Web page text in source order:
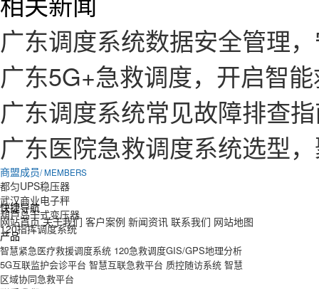
广东调度系统数据安全管理
广东5G+急救调度，开启智
广东调度系统常见故障排查
广东医院急救调度系统选型
商盟成员/ MEMBERS
都匀UPS稳压器
武汉商业电子秤
葫芦岛干式变压器
120指挥调度系统
快捷导航
网站首页 关于我们 客户案例 新闻资讯 联系我们 网站地图
产品
智慧紧急医疗救援调度系统 120急救调度GIS/GPS地理分析
5G互联监护会诊平台 智慧互联急救平台 质控随访系统 智慧
区域协同急救平台